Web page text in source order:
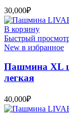
30,000₽
В корзину
Быстрый
New в избранное
Пашмина XL
легкая
40,000₽